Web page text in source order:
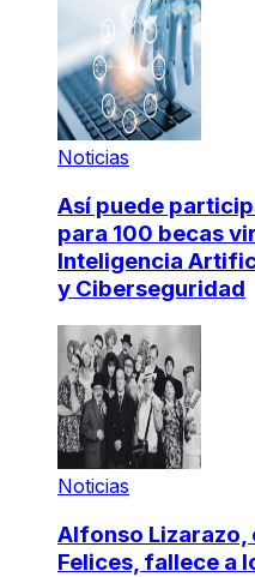
Noticias
Así puede
para 100 becas
Inteligencia
y Ciberseguridad
Noticias
Alfonso Lizarazo,
Felices, fallece a